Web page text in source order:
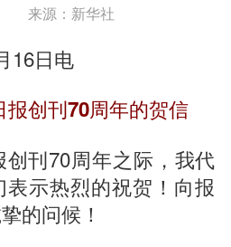
来源： 新华社
日电
报创刊70周年的贺信
刊70周年之际，我代
示热烈的祝贺！向报
的问候！